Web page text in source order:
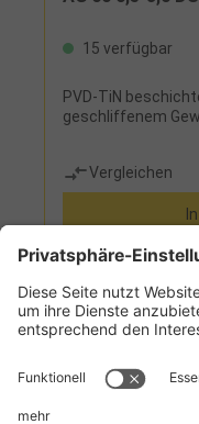
15 verfügbar
PVD-TiN
geschliffenem
Vergleichen
Informationen